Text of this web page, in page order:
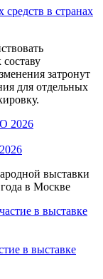
средств в странах
затронут
для отдельных
выставки
в Москве
в выставке